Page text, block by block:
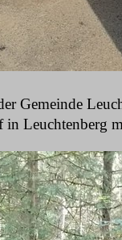
Gemeinde
Leuchtenberg